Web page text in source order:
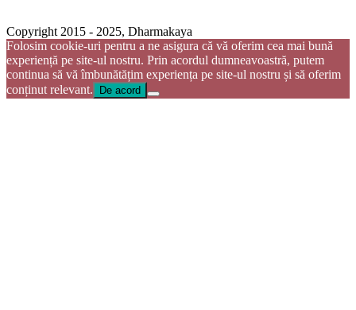
Copyright 2015 - 2025, Dharmakaya
Folosim cookie-uri pentru a ne asigura că vă oferim cea mai bună
experiență pe site-ul nostru. Prin acordul dumneavoastră, putem
continua să vă îmbunătățim experiența pe site-ul nostru și să oferim
conținut relevant. ​
De acord